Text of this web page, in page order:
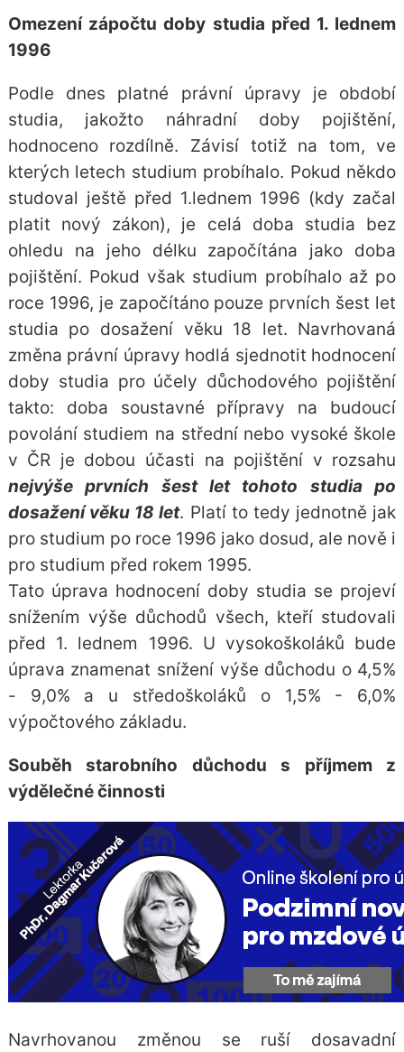
Omezení zápočtu doby studia před 1. lednem
1996
Podle dnes platné právní úpravy je období
studia, jakožto náhradní doby pojištění,
hodnoceno rozdílně. Závisí totiž na tom, ve
kterých letech studium probíhalo. Pokud někdo
studoval ještě před 1.lednem 1996 (kdy začal
platit nový zákon), je celá doba studia bez
ohledu na jeho délku započítána jako doba
pojištění. Pokud však studium probíhalo až po
roce 1996, je započítáno pouze prvních šest let
studia po dosažení věku 18 let. Navrhovaná
změna právní úpravy hodlá sjednotit hodnocení
doby studia pro účely důchodového pojištění
takto: doba soustavné přípravy na budoucí
povolání studiem na střední nebo vysoké škole
v ČR je dobou účasti na pojištění v rozsahu
nejvýše prvních šest let tohoto studia po
dosažení věku 18 let. Platí to tedy jednotně jak
pro studium po roce 1996 jako dosud, ale nově i
pro studium před rokem 1995.
Tato úprava hodnocení doby studia se projeví
snížením výše důchodů všech, kteří studovali
před 1. lednem 1996. U vysokoškoláků bude
úprava znamenat snížení výše důchodu o 4,5%
- 9,0% a u středoškoláků o 1,5% - 6,0%
výpočtového základu.
Souběh starobního důchodu s příjmem z
výdělečné činnosti
Navrhovanou změnou se ruší dosavadní